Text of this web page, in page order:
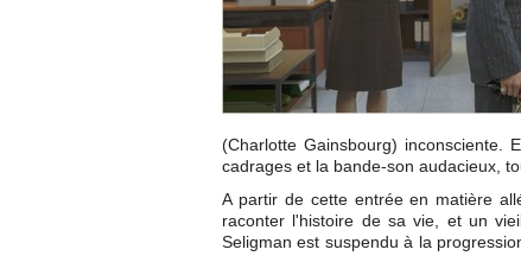
(Charlotte Gainsbourg) inconsciente.
cadrages et la bande-son audacieux,
A partir de cette entrée en matière
raconter l'histoire de sa vie, et un
Seligman est suspendu à la